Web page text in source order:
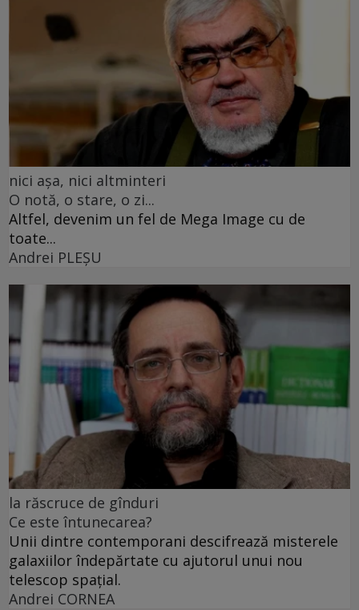
nici așa, nici altminteri
O notă, o stare, o zi...
Altfel, devenim un fel de Mega Image cu de
toate...
Andrei PLEŞU
la răscruce de gînduri
Ce este întunecarea?
Unii dintre contemporani descifrează misterele
galaxiilor îndepărtate cu ajutorul unui nou
telescop spațial.
Andrei CORNEA